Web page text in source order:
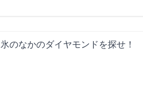
氷のなかのダイヤモンドを探せ！